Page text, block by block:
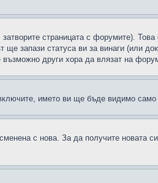
затворите страницата с форумите).
ще запази статуса ви за винаги (или
възможно други хора да влязат на
името ви ще бъде видимо само
с нова. За да получите новата